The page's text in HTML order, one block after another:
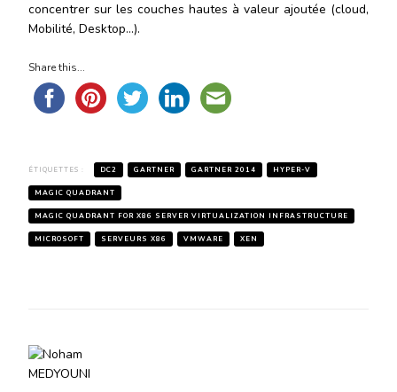
concentrer sur les couches hautes à valeur ajoutée (cloud,
Mobilité, Desktop…).
Share this...
ÉTIQUETTES : DC2 GARTNER GARTNER 2014 HYPER-V
MAGIC QUADRANT
MAGIC QUADRANT FOR X86 SERVER VIRTUALIZATION INFRASTRUCTURE
MICROSOFT SERVEURS X86 VMWARE XEN